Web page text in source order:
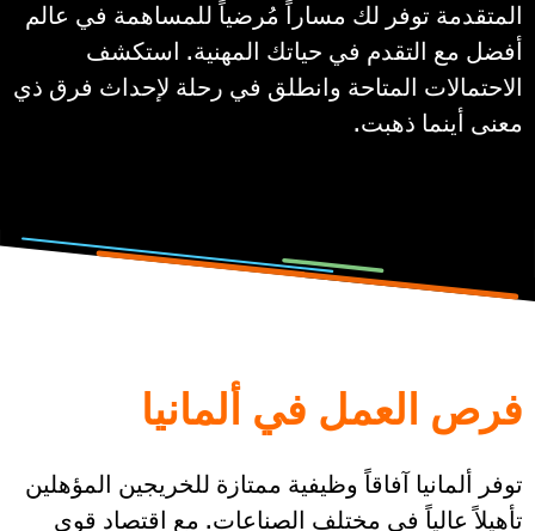
المتقدمة توفر لك مساراً مُرضياً للمساهمة في عالم
أفضل مع التقدم في حياتك المهنية. استكشف
الاحتمالات المتاحة وانطلق في رحلة لإحداث فرق ذي
معنى أينما ذهبت.
فرص العمل في ألمانيا
توفر ألمانيا آفاقاً وظيفية ممتازة للخريجين المؤهلين
تأهيلاً عالياً في مختلف الصناعات. مع اقتصاد قوي